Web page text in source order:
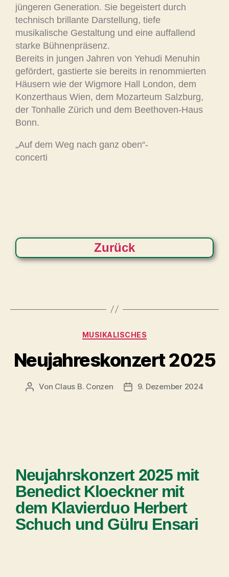
jüngeren Generation. Sie begeistert durch
technisch brillante Darstellung, tiefe
musikalische Gestaltung und eine auffallend
starke Bühnenpräsenz.
Bereits in jungen Jahren von Yehudi Menuhin
gefördert, gastierte sie bereits in renommierten
Häusern wie der Wigmore Hall London, dem
Konzerthaus Wien, dem Mozarteum Salzburg,
der Tonhalle Zürich und dem Beethoven-Haus
Bonn.
„Auf dem Weg nach ganz oben“-
concerti
Zurück
MUSIKALISCHES
Neujahreskonzert 2025
Von Claus B. Conzen 9. Dezember 2024
Neujahrskonzert 2025 mit
Benedict Kloeckner mit
dem Klavierduo Herbert
Schuch und Gülru Ensari